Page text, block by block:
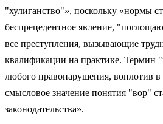
"хулиганство"», поскольку «нормы
беспрецедентное явление,
все преступления, вызывающие
квалификации на практике. Термин
любого правонарушения, воплотив в
смысловое значение понятия "вор"
законодательства».